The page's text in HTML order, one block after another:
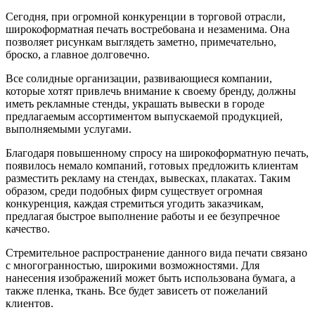
Сегодня, при огромной конкуренции в торговой отрасли,
широкоформатная печать востребована и незаменима. Она
позволяет рисункам выглядеть заметно, примечательно,
броско, а главное долговечно.
Все солидные организации, развивающиеся компании,
которые хотят привлечь внимание к своему бренду, должны
иметь рекламные стенды, украшать вывески в городе
предлагаемым ассортиментом выпускаемой продукцией,
выполняемыми услугами.
Благодаря повышенному спросу на широкоформатную печать,
появилось немало компаний, готовых предложить клиентам
разместить рекламу на стендах, вывесках, плакатах. Таким
образом, среди подобных фирм существует огромная
конкуренция, каждая стремиться угодить заказчикам,
предлагая быстрое выполнение работы и ее безупречное
качество.
Стремительное распространение данного вида печати связано
с многогранностью, широкими возможностями. Для
нанесения изображений может быть использована бумага, а
также пленка, ткань. Все будет зависеть от пожеланий
клиентов.